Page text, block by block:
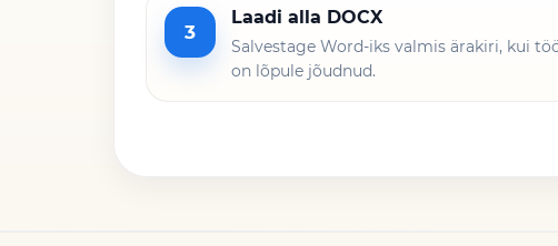
3
Laadi alla DOCX
Salvestage Word-iks valmis ärakiri, kui
on lõpule jõudnud.